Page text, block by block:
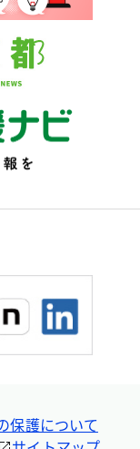
保護について